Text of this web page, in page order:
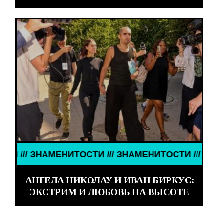
/// ЗНАМЕНИТОСТИ ///
АНГЕЛА НИКОЛАУ И ИВАН БИРКУС:
ЭКСТРИМ И ЛЮБОВЬ НА ВЫСОТЕ